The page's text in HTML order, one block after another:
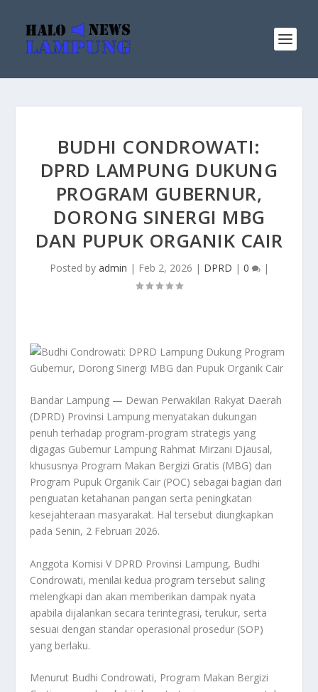
BUDHI CONDROWATI:
DPRD LAMPUNG DUKUNG
PROGRAM GUBERNUR,
DORONG SINERGI MBG
DAN PUPUK ORGANIK CAIR
Posted by admin | Feb 2, 2026 | DPRD | 0 |
Bandar Lampung — Dewan Perwakilan Rakyat Daerah
(DPRD) Provinsi Lampung menyatakan dukungan
penuh terhadap program-program strategis yang
digagas Gubernur Lampung Rahmat Mirzani Djausal,
khususnya Program Makan Bergizi Gratis (MBG) dan
Program Pupuk Organik Cair (POC) sebagai bagian dari
penguatan ketahanan pangan serta peningkatan
kesejahteraan masyarakat. Hal tersebut diungkapkan
pada Senin, 2 Februari 2026.
Anggota Komisi V DPRD Provinsi Lampung, Budhi
Condrowati, menilai kedua program tersebut saling
melengkapi dan akan memberikan dampak nyata
apabila dijalankan secara terintegrasi, terukur, serta
sesuai dengan standar operasional prosedur (SOP)
yang berlaku.
Menurut Budhi Condrowati, Program Makan Bergizi